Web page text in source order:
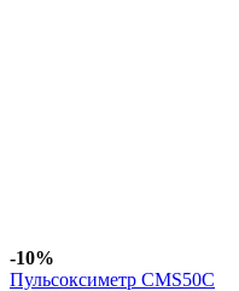
-10%
Пульсоксиметр CMS50C